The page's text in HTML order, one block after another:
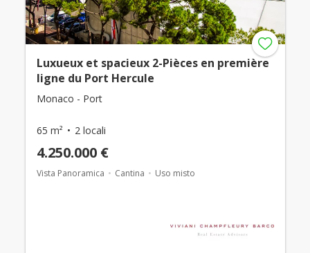
Luxueux et spacieux 2-Pièces en première
ligne du Port Hercule
Monaco - Port
65 m² 2 locali
4.250.000 €
Vista Panoramica Cantina Uso misto